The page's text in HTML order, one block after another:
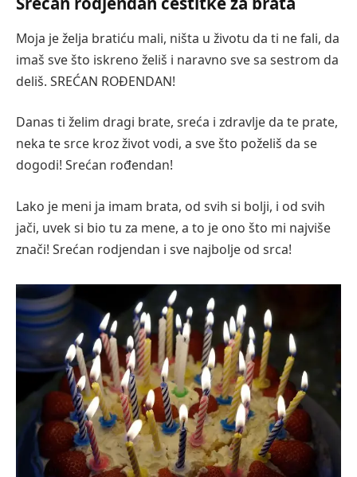
Moja je želja bratiću mali, ništa u životu da ti ne fali, da
imaš sve što iskreno želiš i naravno sve sa sestrom da
deliš. SREĆAN ROĐENDAN!
Danas ti želim dragi brate, sreća i zdravlje da te prate,
neka te srce kroz život vodi, a sve što poželiš da se
dogodi! Srećan rođendan!
Lako je meni ja imam brata, od svih si bolji, i od svih
jači, uvek si bio tu za mene, a to je ono što mi najviše
znači! Srećan rodjendan i sve najbolje od srca!